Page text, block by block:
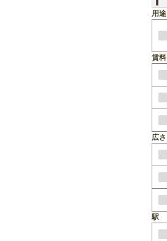
用途
賃料
広さ
駅